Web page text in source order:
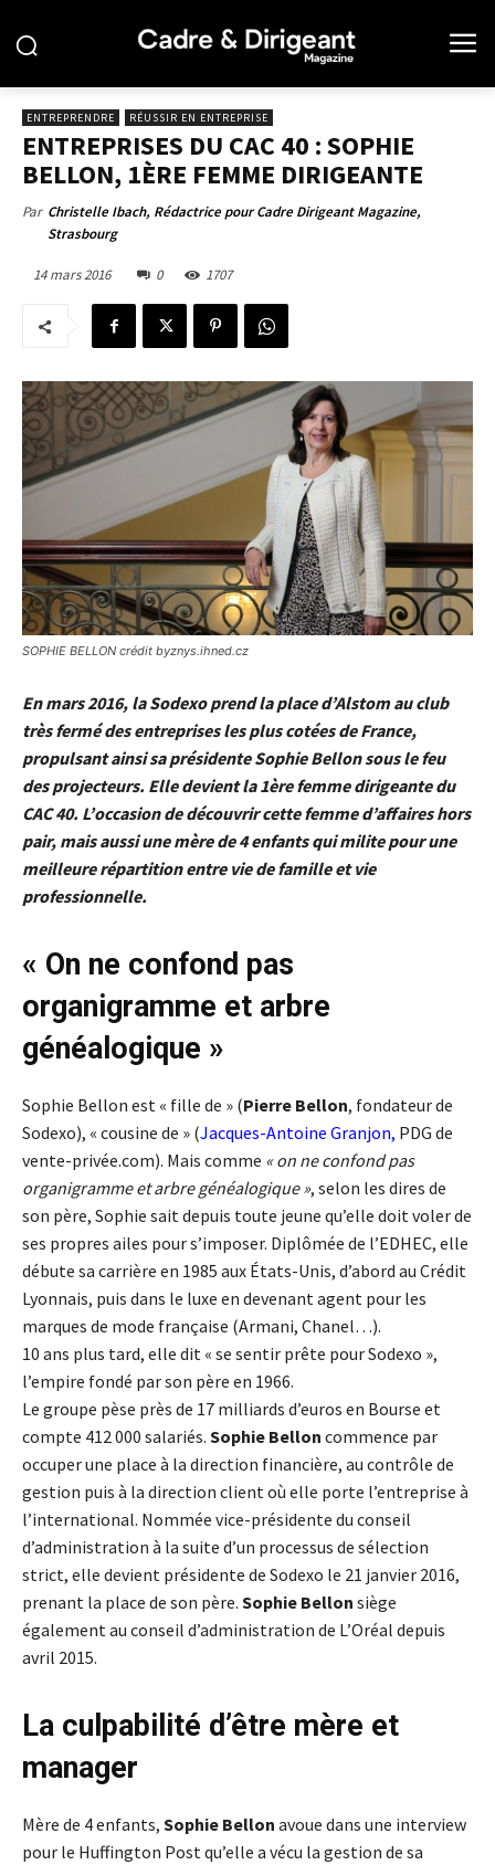
ENTREPRENDRE RÉUSSIR EN ENTREPRISE
ENTREPRISES DU CAC 40 : SOPHIE
BELLON, 1ÈRE FEMME DIRIGEANTE
Par Christelle Ibach, Rédactrice pour Cadre Dirigeant Magazine,
Strasbourg
14 mars 2016 0 1707
SOPHIE BELLON crédit byznys.ihned.cz
En mars 2016, la Sodexo prend la place d’Alstom au club
très fermé des entreprises les plus cotées de France,
propulsant ainsi sa présidente Sophie Bellon sous le feu
des projecteurs. Elle devient la 1ère femme dirigeante du
CAC 40. L’occasion de découvrir cette femme d’affaires hors
pair, mais aussi une mère de 4 enfants qui milite pour une
meilleure répartition entre vie de famille et vie
professionnelle.
« On ne confond pas
organigramme et arbre
généalogique »
Sophie Bellon est « fille de » (Pierre Bellon, fondateur de
Sodexo), « cousine de » (Jacques-Antoine Granjon, PDG de
vente-privée.com). Mais comme « on ne confond pas
organigramme et arbre généalogique », selon les dires de
son père, Sophie sait depuis toute jeune qu’elle doit voler de
ses propres ailes pour s’imposer. Diplômée de l’EDHEC, elle
débute sa carrière en 1985 aux États-Unis, d’abord au Crédit
Lyonnais, puis dans le luxe en devenant agent pour les
marques de mode française (Armani, Chanel…).
10 ans plus tard, elle dit « se sentir prête pour Sodexo »,
l’empire fondé par son père en 1966.
Le groupe pèse près de 17 milliards d’euros en Bourse et
compte 412 000 salariés. Sophie Bellon commence par
occuper une place à la direction financière, au contrôle de
gestion puis à la direction client où elle porte l’entreprise à
l’international. Nommée vice-présidente du conseil
d’administration à la suite d’un processus de sélection
strict, elle devient présidente de Sodexo le 21 janvier 2016,
prenant la place de son père. Sophie Bellon siège
également au conseil d’administration de L’Oréal depuis
avril 2015.
La culpabilité d’être mère et
manager
Mère de 4 enfants, Sophie Bellon avoue dans une interview
pour le Huffington Post qu’elle a vécu la gestion de sa